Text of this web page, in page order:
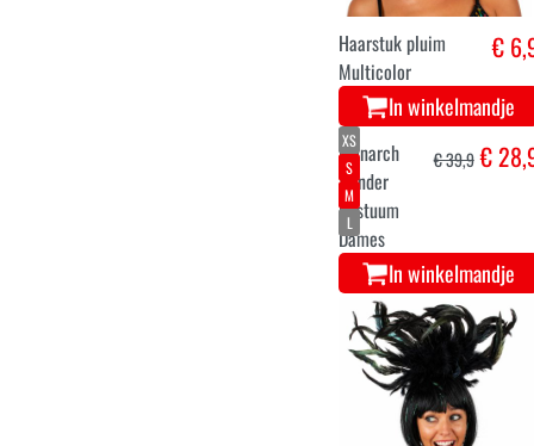
Haarstuk pluim
Multicolor
€
In winkelmandje
XS
S
M
L
Monarch
Vlinder
€ 39,9€